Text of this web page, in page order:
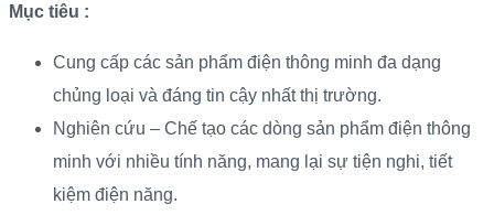
Mục tiêu :
Cung cấp các sản phẩm điện thông minh đa dạng
chủng loại và đáng tin cậy nhất thị trường.
Nghiên cứu – Chế tạo các dòng sản phẩm điện thông
minh với nhiều tính năng, mang lại sự tiện nghi, tiết
kiệm điện năng.